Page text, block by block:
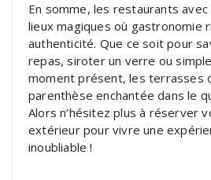
En somme, les restaurants
lieux magiques où gastronomie
authenticité. Que ce soit pour
repas, siroter un verre ou
moment présent, les terrasses
parenthèse enchantée dans le
Alors n’hésitez plus à réserver
extérieur pour vivre une
inoubliable !